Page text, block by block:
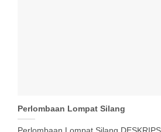
Perlombaan Lompat Silang